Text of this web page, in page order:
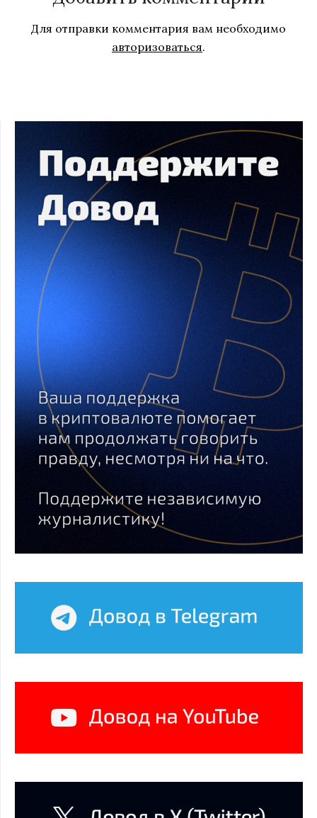
Для отправки комментария вам необходимо
авторизоваться.